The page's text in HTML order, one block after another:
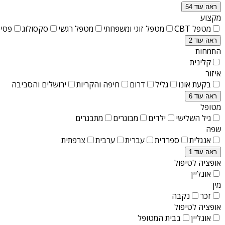
ראה עוד 54
מקצוע
מטפל CBT
מטפל זוגי ומשפחתי מטפל רגשי סקסולוג
ראה עוד 2
התמחות
קלינית
איזור
בקעת אונו
גליל דרום חיפה והקריות ירושלים והסביבה
ראה עוד 6
מטופל
גיל השלישי
ילדים מבוגרים
מתבגרים
שפה
אנגלית
ספרדית עברית ערבית צרפתית
ראה עוד 1
אופציה לטיפול
אונליין
מין
זכר
נקבה
אופציה לטיפול
אונליין
בבית המטופל